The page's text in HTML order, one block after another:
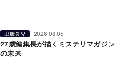
出版業界 2026.08.05
27歳編集長が描くミステリマガジン
の未来